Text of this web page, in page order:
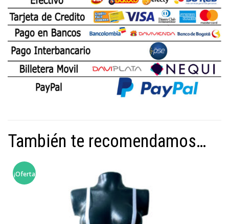
También te recomendamos…
¡Oferta!